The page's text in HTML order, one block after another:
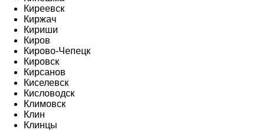
Киреевск
Киржач
Кириши
Киров
Кирово-Чепецк
Кировск
Кирсанов
Киселевск
Кисловодск
Климовск
Клин
Клинцы